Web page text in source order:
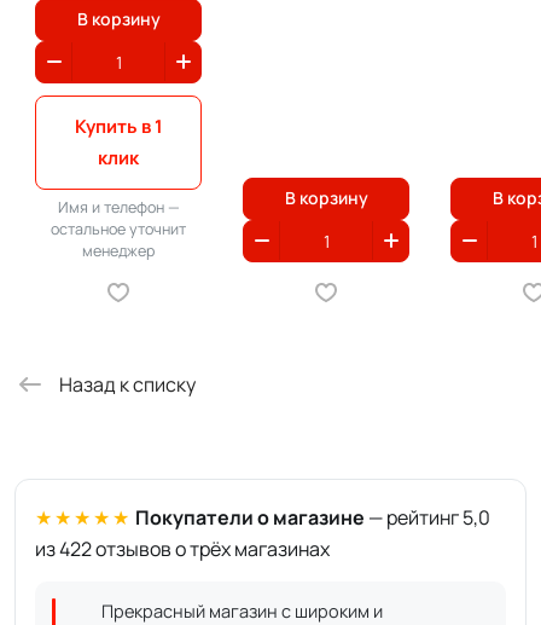
В корзину
Купить в 1
клик
Имя и телефон —
остальное уточнит
менеджер
В корзину В
Назад к списку
★★★★★ Покупатели о магазине — рейтинг 5,0
из 422 отзывов о трёх магазинах
Прекрасный магазин с широким и